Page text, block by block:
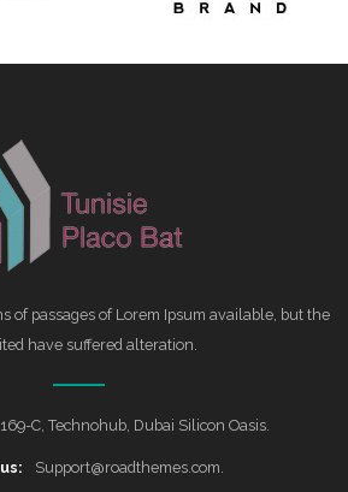
of passages of Lorem Ipsum available, but the
have suffered alteration.
169-C, Technohub, Dubai Silicon Oasis.
Support@roadthemes.com.